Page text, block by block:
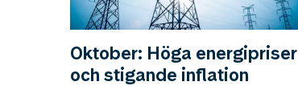
Oktober: Höga energipriser
och stigande inflation